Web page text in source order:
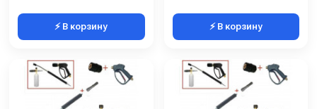
⚡ В корзину ⚡ В корзину